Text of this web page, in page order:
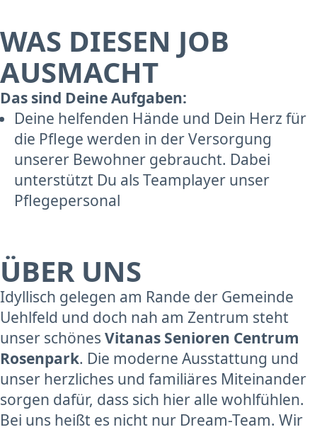
WAS DIESEN JOB
AUSMACHT
Das sind Deine Aufgaben:
Deine helfenden Hände und Dein Herz für
die Pflege werden in der Versorgung
unserer Bewohner gebraucht. Dabei
unterstützt Du als Teamplayer unser
Pflegepersonal
ÜBER UNS
Idyllisch gelegen am Rande der Gemeinde
Uehlfeld und doch nah am Zentrum steht
unser schönes Vitanas Senioren Centrum
Rosenpark. Die moderne Ausstattung und
unser herzliches und familiäres Miteinander
sorgen dafür, dass sich hier alle wohlfühlen.
Bei uns heißt es nicht nur Dream-Team. Wir